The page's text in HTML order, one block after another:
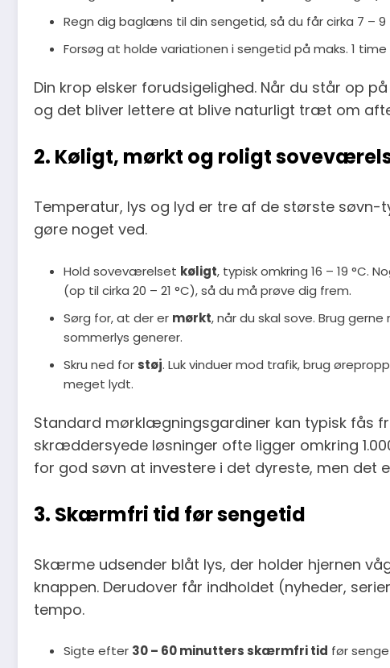
Regn dig baglæns til din sengetid, så du får cirka 7 – 9
Forsøg at holde variationen i sengetid på maks. 1
Din krop elsker forudsigelighed. Når du står op
og det bliver lettere at blive naturligt træt om
2. Køligt, mørkt og roligt
Temperatur, lys og lyd er tre af de største søvn-
gøre noget ved.
Hold soveværelset køligt, typisk omkring 16 – 19 °C.
(op til cirka 20 – 21 °C), så du må prøve dig frem.
Sørg for, at der er mørkt, når du skal sove. Brug
sommerlys generer.
Skru ned for støj. Luk vinduer mod trafik, brug
meget lydt.
Standard mørklægningsgardiner kan typisk fås
skræddersyede løsninger ofte ligger omkring
for god søvn at investere i det dyreste, men det
3. Skærmfri tid før sengetid
Skærme udsender blåt lys, der holder hjernen
knappen. Derudover får indholdet (nyheder,
tempo.
Sigte efter 30 – 60 minutters skærmfri tid før